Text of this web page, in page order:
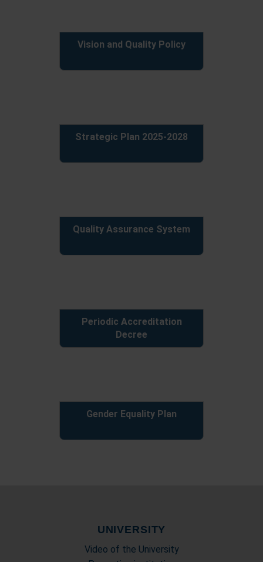
Vision and Quality Policy
Strategic Plan 2025-2028
Quality Assurance System
Periodic Accreditation
Decree
Gender Equality Plan
UNIVERSITY
Video of the University